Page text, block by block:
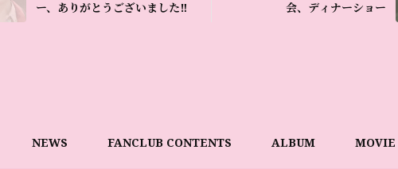
ー、ありがとうございました‼️
会、ディナーショー
NEWS FANCLUB CONTENTS ALBUM MOVIE